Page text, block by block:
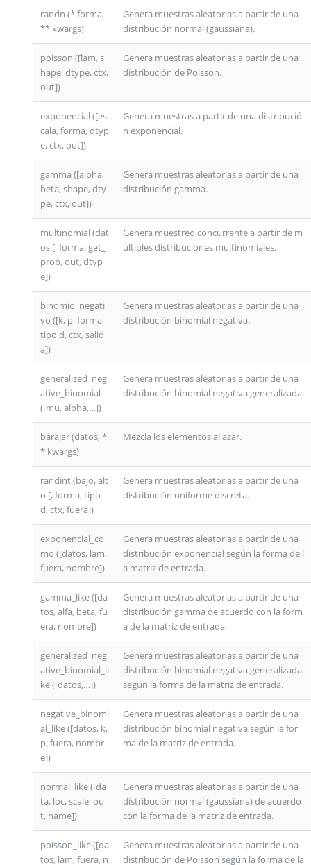
randn (* forma,
** kwargs)
Genera muestras aleatorias a partir de una
distribución normal (gaussiana).
poisson ([lam, s
hape, dtype, ctx,
out])
Genera muestras aleatorias a partir de una
distribución de Poisson.
exponencial ([es
cala, forma, dtyp
e, ctx, out])
Genera muestras a partir de una distribució
n exponencial.
gamma ([alpha,
beta, shape, dty
pe, ctx, out])
Genera muestras aleatorias a partir de una
distribución gamma.
multinomial (dat
os [, forma, get_
prob, out, dtyp
e])
Genera muestreo concurrente a partir de m
últiples distribuciones multinomiales.
binomio_negati
vo ([k, p, forma,
tipo d, ctx, salid
a])
Genera muestras aleatorias a partir de una
distribución binomial negativa.
generalized_neg
ative_binomial
([mu, alpha,…])
Genera muestras aleatorias a partir de una
distribución binomial negativa generalizada.
barajar (datos, *
* kwargs)
Mezcla los elementos al azar.
randint (bajo, alt
o [, forma, tipo
d, ctx, fuera])
Genera muestras aleatorias a partir de una
distribución uniforme discreta.
exponencial_co
mo ([datos, lam,
fuera, nombre])
Genera muestras aleatorias a partir de una
distribución exponencial según la forma de l
a matriz de entrada.
gamma_like ([da
tos, alfa, beta, fu
era, nombre])
Genera muestras aleatorias a partir de una
distribución gamma de acuerdo con la form
a de la matriz de entrada.
generalized_neg
ative_binomial_li
ke ([datos,…])
Genera muestras aleatorias a partir de una
distribución binomial negativa generalizada
según la forma de la matriz de entrada.
negative_binomi
al_like ([datos, k,
p, fuera, nombr
e])
Genera muestras aleatorias a partir de una
distribución binomial negativa según la for
ma de la matriz de entrada.
normal_like ([da
ta, loc, scale, ou
t, name])
Genera muestras aleatorias a partir de una
distribución normal (gaussiana) de acuerdo
con la forma de la matriz de entrada.
poisson_like ([da
tos, lam, fuera, n
Genera muestras aleatorias a partir de una
distribución de Poisson según la forma de la